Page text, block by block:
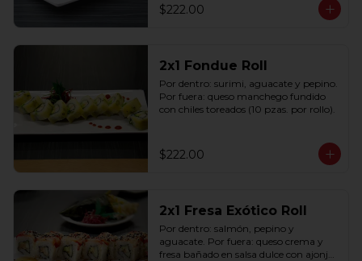
$222.00
2x1 Fondue Roll
Por dentro: surimi, aguacate y pepino.
Por fuera: queso manchego fundido
con chiles toreados (10 pzas. por rollo).
$222.00
2x1 Fresa Exótico Roll
Por dentro: salmón, pepino y
aguacate. Por fuera: queso crema y
fresa bañado en salsa dulce con ajonjolí